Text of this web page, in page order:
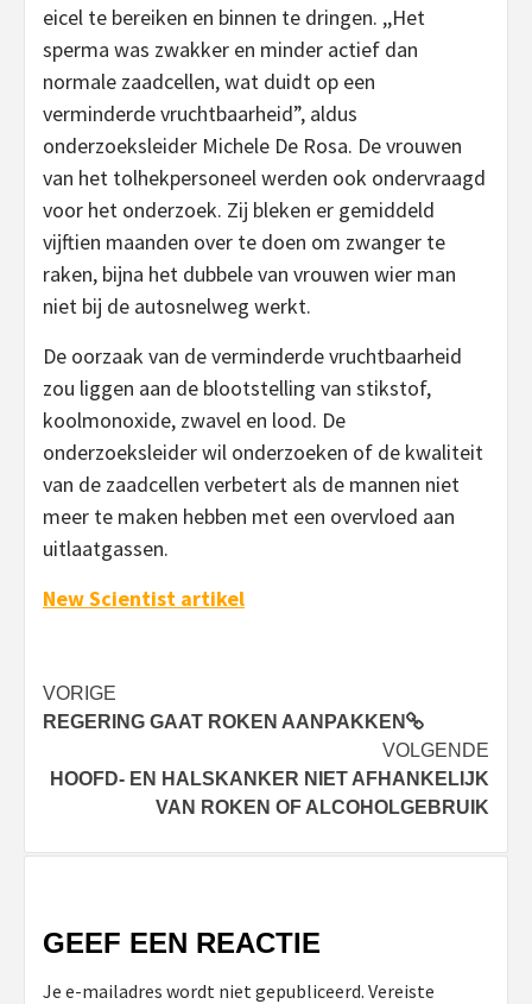
eicel te bereiken en binnen te dringen. ,,Het
sperma was zwakker en minder actief dan
normale zaadcellen, wat duidt op een
verminderde vruchtbaarheid”, aldus
onderzoeksleider Michele De Rosa. De vrouwen
van het tolhekpersoneel werden ook ondervraagd
voor het onderzoek. Zij bleken er gemiddeld
vijftien maanden over te doen om zwanger te
raken, bijna het dubbele van vrouwen wier man
niet bij de autosnelweg werkt.
De oorzaak van de verminderde vruchtbaarheid
zou liggen aan de blootstelling van stikstof,
koolmonoxide, zwavel en lood. De
onderzoeksleider wil onderzoeken of de kwaliteit
van de zaadcellen verbetert als de mannen niet
meer te maken hebben met een overvloed aan
uitlaatgassen.
New Scientist artikel
Bericht
navigatie
VORIGE
REGERING GAAT ROKEN AANPAKKEN
VOLGENDE
HOOFD- EN HALSKANKER NIET AFHANKELIJK
VAN ROKEN OF ALCOHOLGEBRUIK
GEEF EEN REACTIE
Je e-mailadres wordt niet gepubliceerd. Vereiste